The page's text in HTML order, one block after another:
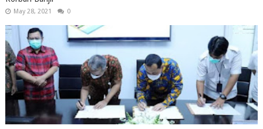
May 28, 2021 0